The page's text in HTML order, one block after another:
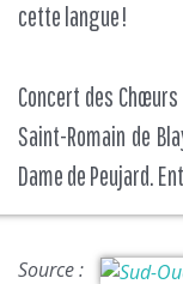
cette langue !
Concert des
Saint-Romain de
Dame de Peujard.
Source :